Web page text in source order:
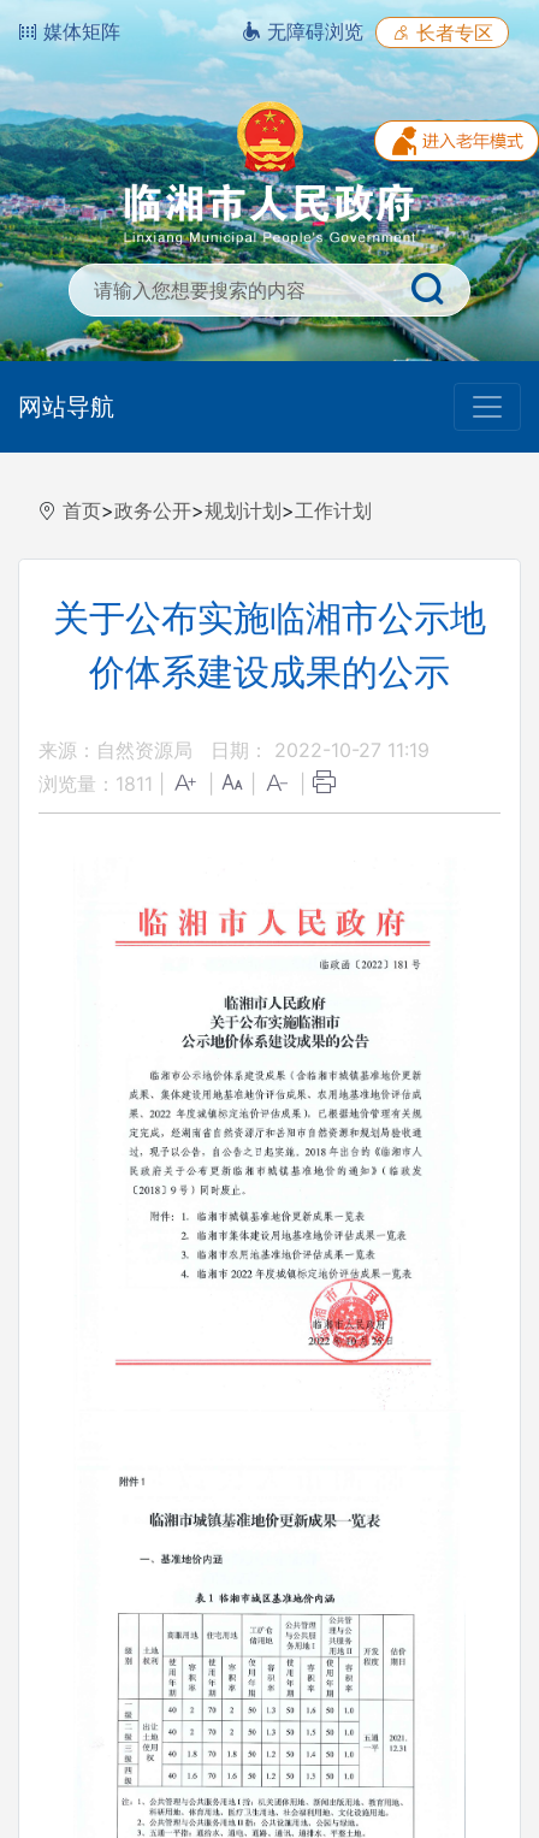
媒体矩阵 无障碍浏览 长者专区
网站导航
首页>政务公开>规划计划>工作计划
关于公布实施临湘市公示地
价体系建设成果的公示
来源：自然资源局
日期： 2022-10-27 11:19
浏览量： 1811